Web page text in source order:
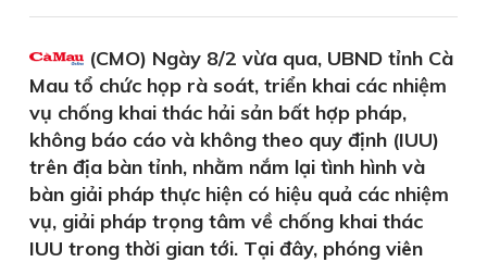
(CMO) Ngày 8/2 vừa qua, UBND tỉnh Cà
Mau tổ chức họp rà soát, triển khai các nhiệm
vụ chống khai thác hải sản bất hợp pháp,
không báo cáo và không theo quy định (IUU)
trên địa bàn tỉnh, nhằm nắm lại tình hình và
bàn giải pháp thực hiện có hiệu quả các nhiệm
vụ, giải pháp trọng tâm về chống khai thác
IUU trong thời gian tới. Tại đây, phóng viên